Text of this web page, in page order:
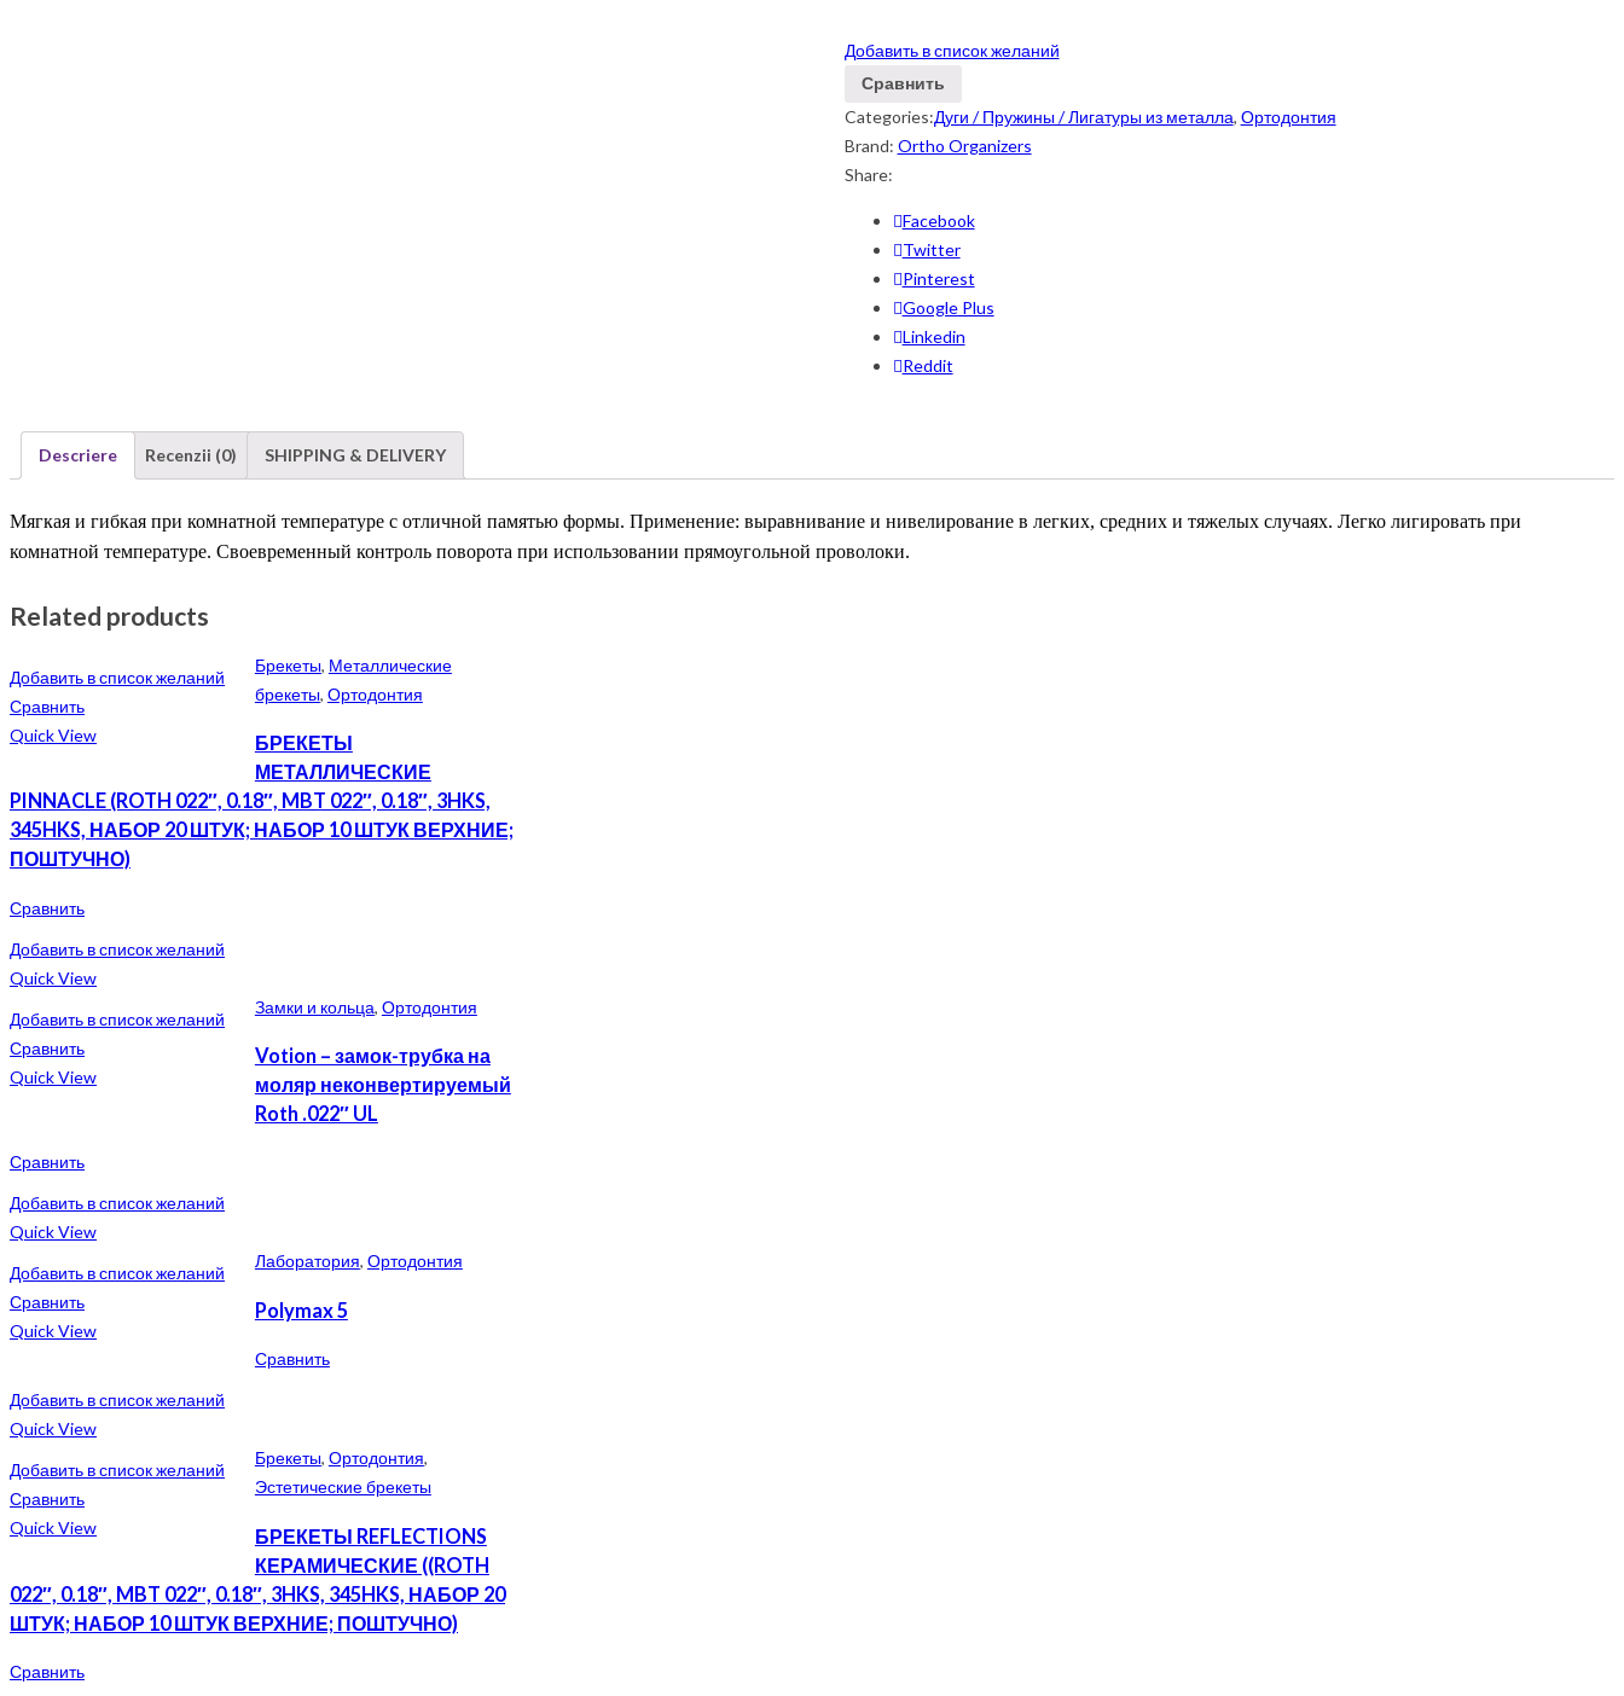
Добавить в список желаний
Сравнить
Categories:Дуги / Пружины / Лигатуры из металла, Ортодонтия
Brand: Ortho Organizers
Share:
Facebook
Twitter
Pinterest
Google Plus
Linkedin
Reddit
Descriere Recenzii (0) SHIPPING & DELIVERY
Мягкая и гибкая при комнатной температуре с отличной памятью формы. Применение: выравнивание и нивелирование в легких, средних и тяжелых случаях. Легко лигировать при
комнатной температуре. Своевременный контроль поворота при использовании прямоугольной проволоки.
Related products
Добавить в список желаний
Сравнить
Quick View
Брекеты, Металлические
брекеты, Ортодонтия
БРЕКЕТЫ
МЕТАЛЛИЧЕСКИЕ
PINNACLE (ROTH 022″, 0.18″, MBT 022″, 0.18″, 3HKS,
345HKS, НАБОР 20 ШТУК; НАБОР 10 ШТУК ВЕРХНИЕ;
ПОШТУЧНО)
Сравнить
Добавить в список желаний
Quick View
Добавить в список желаний
Сравнить
Quick View
Замки и кольца, Ортодонтия
Votion – замок-трубка на
моляр неконвертируемый
Roth .022″ UL
Сравнить
Добавить в список желаний
Quick View
Добавить в список желаний
Сравнить
Quick View
Лаборатория, Ортодонтия
Polymax 5
Сравнить
Добавить в список желаний
Quick View
Добавить в список желаний
Сравнить
Quick View
Брекеты, Ортодонтия,
Эстетические брекеты
БРЕКЕТЫ REFLECTIONS
КЕРАМИЧЕСКИЕ ((ROTH
022″, 0.18″, MBT 022″, 0.18″, 3HKS, 345HKS, НАБОР 20
ШТУК; НАБОР 10 ШТУК ВЕРХНИЕ; ПОШТУЧНО)
Сравнить